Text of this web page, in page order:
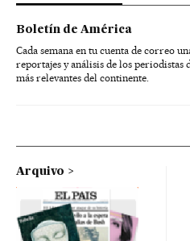
Boletín de América
Cada semana en tu cuenta de correo
reportajes y análisis de los periodistas
más relevantes del continente.
Arquivo